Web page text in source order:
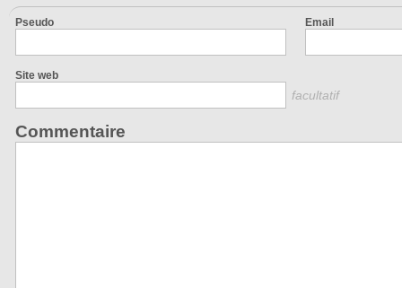
Pseudo Email
Site web
facultatif
Commentaire